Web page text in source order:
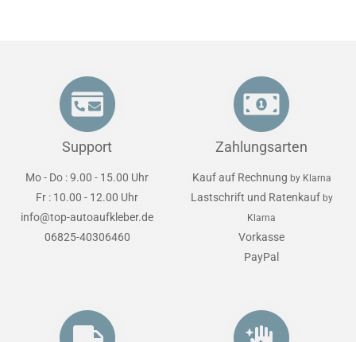
Support
Mo - Do : 9.00 - 15.00 Uhr
Fr : 10.00 - 12.00 Uhr
info@top-autoaufkleber.de
06825-40306460
Zahlungsarten
Kauf auf Rechnung by Klarna
Lastschrift und Ratenkauf by
Klarna
Vorkasse
PayPal